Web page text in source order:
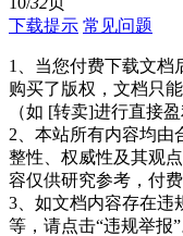
下载提示 常见问题
1、当您付费下载文档
购买了版权，文档只
（如 [转卖]进行直接
2、本站所有内容均由
整性、权威性及其观
容仅供研究参考，付
3、如文档内容存在违
等，请点击“违规举报”